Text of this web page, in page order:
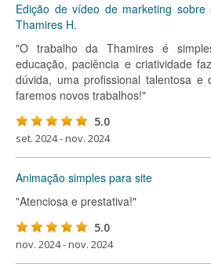
Edição de vídeo de marketing
Thamires H.
"O trabalho da Thamires é
educação, paciência e criatividade
dúvida, uma profissional talentosa e
faremos novos trabalhos!"
5.0
set. 2024 - nov. 2024
Animação simples para site
"Atenciosa e prestativa!"
5.0
nov. 2024 - nov. 2024